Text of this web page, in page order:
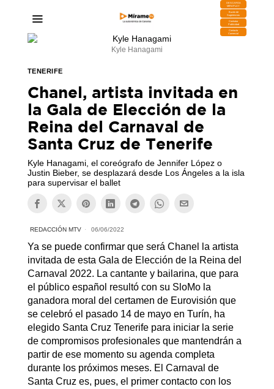
DESCARGA
MIRAPLAY
Buzón de
Sugerencias
Contratar
Publicidad
Contacto
Comercial
Kyle Hanagami
TENERIFE
Chanel, artista invitada en
la Gala de Elección de la
Reina del Carnaval de
Santa Cruz de Tenerife
Kyle Hanagami, el coreógrafo de Jennifer López o
Justin Bieber, se desplazará desde Los Ángeles a la isla
para supervisar el ballet
REDACCIÓN MTV 06/06/2022
Ya se puede confirmar que será Chanel la artista
invitada de esta Gala de Elección de la Reina del
Carnaval 2022. La cantante y bailarina, que para
el público español resultó con su SloMo la
ganadora moral del certamen de Eurovisión que
se celebró el pasado 14 de mayo en Turín, ha
elegido Santa Cruz Tenerife para iniciar la serie
de compromisos profesionales que mantendrán a
partir de ese momento su agenda completa
durante los próximos meses. El Carnaval de
Santa Cruz es, pues, el primer contacto con los